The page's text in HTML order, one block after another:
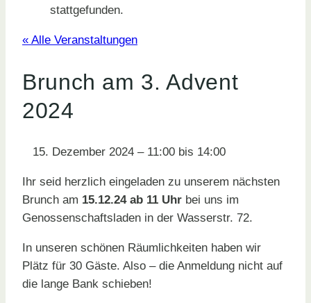
stattgefunden.
« Alle Veranstaltungen
Brunch am 3. Advent
2024
15. Dezember 2024 – 11:00 bis 14:00
Ihr seid herzlich eingeladen zu unserem nächsten
Brunch am 15.12.24 ab 11 Uhr bei uns im
Genossenschaftsladen in der Wasserstr. 72.
In unseren schönen Räumlichkeiten haben wir
Plätz für 30 Gäste. Also – die Anmeldung nicht auf
die lange Bank schieben!